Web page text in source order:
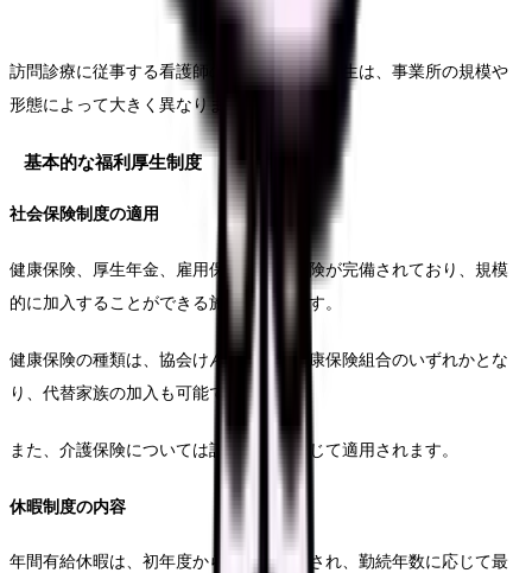
訪問診療に従事する看護師の長時間や福利厚生は、事業所の規模や
形態によって大きく異なります。
基本的な福利厚生制度
社会保険制度の適用
健康保険、厚生年金、雇用保険、労災保険が完備されており、規模
的に加入することができる施設ができます。
健康保険の種類は、協会けんぽまたは健康保険組合のいずれかとな
り、代替家族の加入も可能です。
また、介護保険については該当年齢に応じて適用されます。
休暇制度の内容
年間有給休暇は、初年度から10日が付与され、勤続年数に応じて最